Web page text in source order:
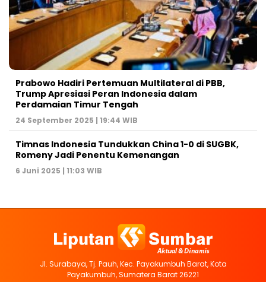
Prabowo Hadiri Pertemuan Multilateral di PBB,
Trump Apresiasi Peran Indonesia dalam
Perdamaian Timur Tengah
24 September 2025 | 19:44 WIB
Timnas Indonesia Tundukkan China 1-0 di SUGBK,
Romeny Jadi Penentu Kemenangan
6 Juni 2025 | 11:03 WIB
Jl. Surabaya, Tj. Pauh, Kec. Payakumbuh Barat, Kota
Payakumbuh, Sumatera Barat 26221